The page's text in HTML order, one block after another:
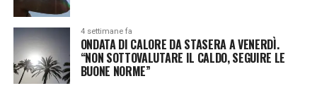
4 settimane fa
ONDATA DI CALORE DA STASERA A VENERDÌ.
“NON SOTTOVALUTARE IL CALDO, SEGUIRE LE
BUONE NORME”